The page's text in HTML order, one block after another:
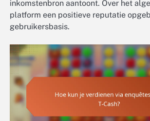
inkomstenbron aantoont. Over het
platform een positieve reputatie
gebruikersbasis.